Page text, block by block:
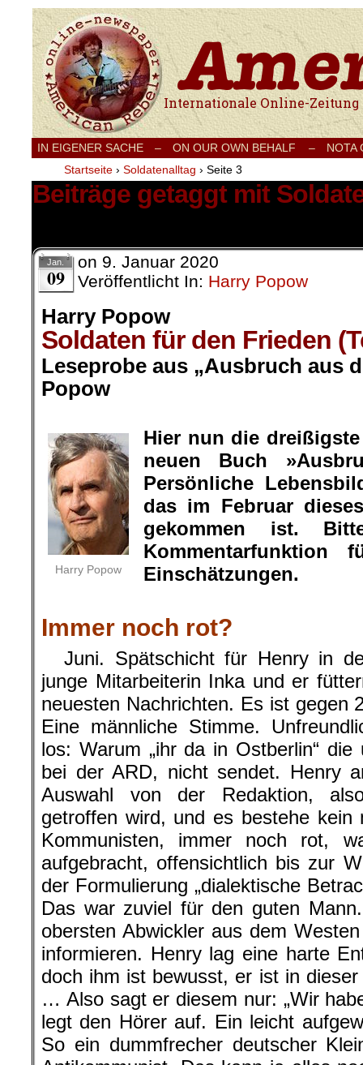
Internationale Onlinezeitung für Frieden,
IN EIGENER SACHE – ON OUR OWN BEHALF –
NOTA
Startseite › Soldatenalltag › Seite 3
Beiträge getaggt mit
Jan.
09
on 9. Januar 2020
Veröffentlicht In: Harry Popow
Harry Popow
Soldaten für den Frieden
Leseprobe aus „Ausbruch aus
Popow
Harry Popow
Hier nun die
neuen Buch
Persönliche
das im Februar
gekommen ist.
Einschätzungen.
Immer noch rot?
Juni. Spätschicht für Henry in
junge Mitarbeiterin Inka und er
neuesten Nachrichten. Es ist gegen
Eine männliche Stimme.
los: Warum „ihr da in Ostberlin“
bei der ARD, nicht sendet. Henry
Auswahl von der Redaktion,
getroffen wird, und es bestehe kein
Kommunisten, immer noch rot,
aufgebracht, offensichtlich bis zur
der Formulierung „dialektische
Das war zuviel für den guten
obersten Abwickler aus dem
informieren. Henry lag eine harte
doch ihm ist bewusst, er ist in
… Also sagt er diesem nur: „Wir
legt den Hörer auf. Ein leicht
So ein dummfrecher deutscher